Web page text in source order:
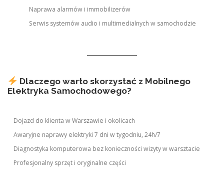
Naprawa alarmów i immobilizerów
Serwis systemów audio i multimedialnych w samochodzie
Dlaczego warto skorzystać z Mobilnego
Elektryka Samochodowego?
Dojazd do klienta w Warszawie i okolicach
Awaryjne naprawy elektryki 7 dni w tygodniu, 24h/7
Diagnostyka komputerowa bez konieczności wizyty w warsztacie
Profesjonalny sprzęt i oryginalne części